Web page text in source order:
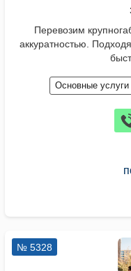
Перевозим
аккуратностью.
Основные услуги
№ 5328